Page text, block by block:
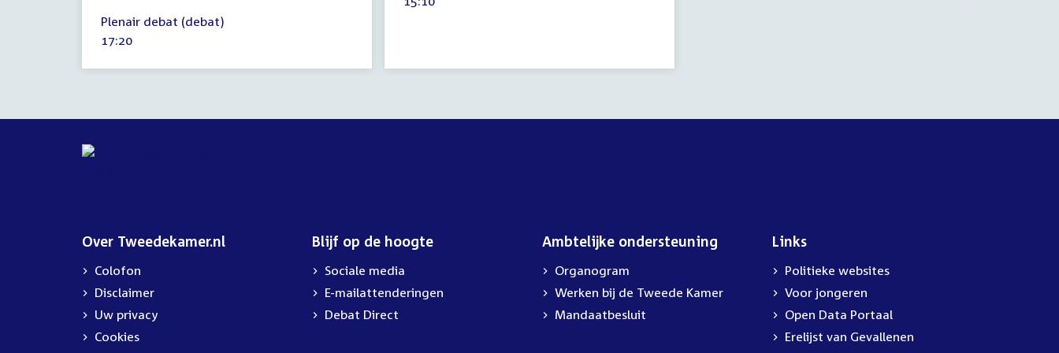
april
2026
Plenair debat (debat)
Tijd
17:20
2026
Over Tweedekamer.nl
Colofon
Disclaimer
Uw privacy
Cookies
Blijf op de hoogte
Sociale media
E-mailattenderingen
Debat Direct
Ambtelijke ondersteuning
Organogram
Werken bij de Tweede Kamer
Mandaatbesluit
Links
Politieke websites
Voor jongeren
Open Data Portaal
Erelijst van Gevallenen